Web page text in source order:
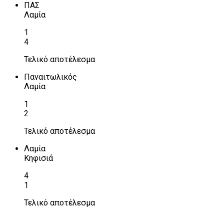
ΠΑΣ
Λαμία
1
4
Τελικό αποτέλεσμα
Παναιτωλικός
Λαμία
1
2
Τελικό αποτέλεσμα
Λαμία
Κηφισιά
4
1
Τελικό αποτέλεσμα